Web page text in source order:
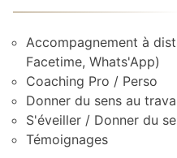
Accompagnement à
Facetime, Whats'App)
Coaching Pro / Perso
Donner du sens au
S'éveiller / Donner du
Témoignages